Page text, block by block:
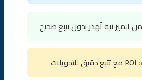
من الميزانية تُهدر بدون تتبع صحيح